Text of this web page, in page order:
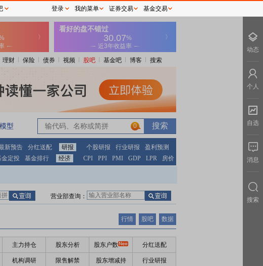
理财 保险 债券 视频 股吧 基金吧 博客 搜索
型 0
新预告 分红送配 研报 个股研报 行业研报
盈利预测
金定投 基金排行 经济 CPI PPI PMI GDP LPR 房价
营业部查询：
行情 股吧 数据
主力持仓 股东分析 股东户数 分红送配
机构调研 限售解禁 股东增减持 行业研报
登录 我的菜单 证券交易 基金交易
动态
个人
自选
消息
搜索